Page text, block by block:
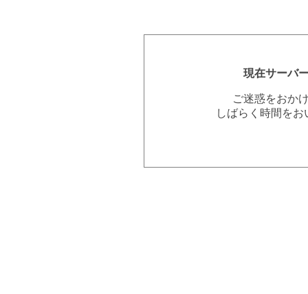
現在サーバ
ご迷惑をおか
しばらく時間を